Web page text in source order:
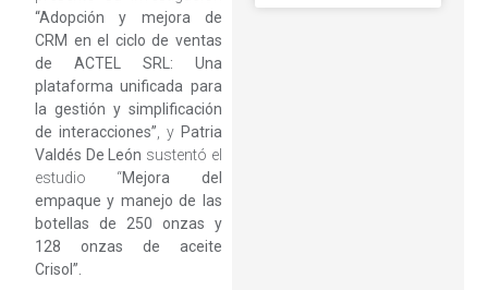
“Adopción y mejora de
CRM en el ciclo de ventas
de ACTEL SRL: Una
plataforma unificada para
la gestión y simplificación
de interacciones” , y Patria
Valdés De León sustentó el
estudio “Mejora del
empaque y manejo de las
botellas de 250 onzas y
128 onzas de aceite
Crisol”.